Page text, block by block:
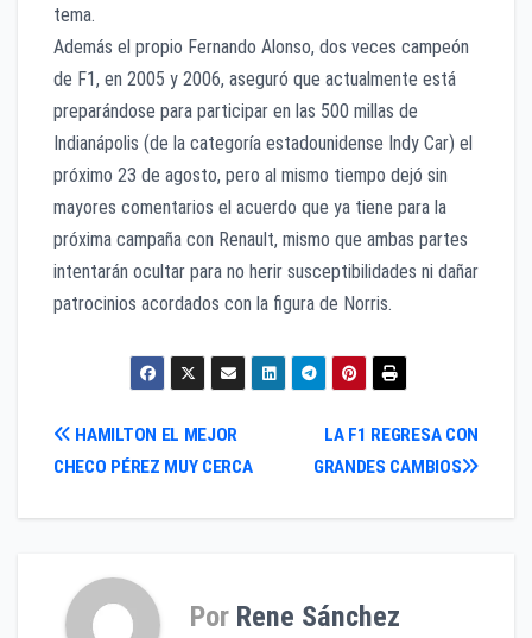
tema.
Además el propio Fernando Alonso, dos veces campeón
de F1, en 2005 y 2006, aseguró que actualmente está
preparándose para participar en las 500 millas de
Indianápolis (de la categoría estadounidense Indy Car) el
próximo 23 de agosto, pero al mismo tiempo dejó sin
mayores comentarios el acuerdo que ya tiene para la
próxima campaña con Renault, mismo que ambas partes
intentarán ocultar para no herir susceptibilidades ni dañar
patrocinios acordados con la figura de Norris.
Navegación
LA F1 REGRESA CON
GRANDES CAMBIOS
HAMILTON EL MEJOR
CHECO PÉREZ MUY CERCA
Por Rene Sánchez